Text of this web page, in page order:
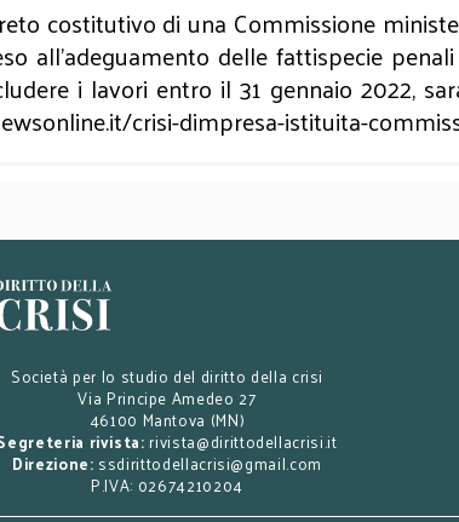
costitutivo di una Commissione
delle fattispecie
i lavori entro il 31 gennaio 2022,
crisi-dimpresa-istituita-
Società per lo studio del diritto della crisi
Via Principe Amedeo 27
46100 Mantova (MN)
rivista: rivista@dirittodellacrisi.it
Direzione: ssdirittodellacrisi@gmail.com
P.IVA: 02674210204